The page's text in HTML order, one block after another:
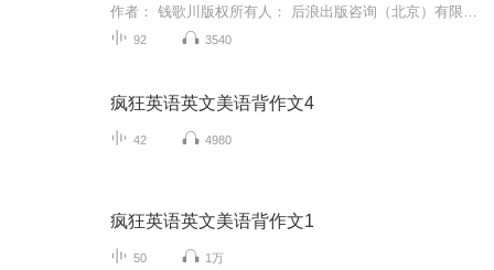
92 3540
疯狂英语英文美语背作文4
42 4980
疯狂英语英文美语背作文1
50 1万